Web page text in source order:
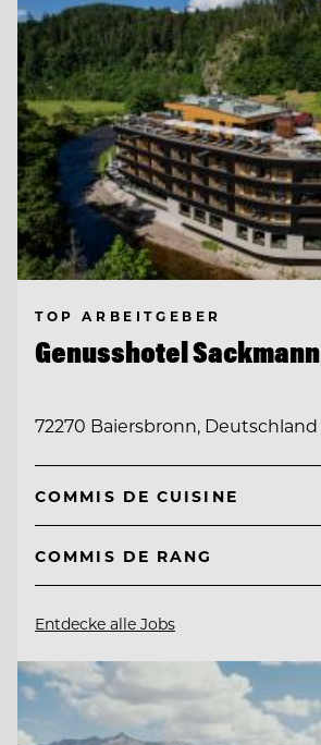
TOP ARBEITGEBER
Genusshotel Sackmann
72270 Baiersbronn, Deutschland
COMMIS DE CUISINE
COMMIS DE RANG
Entdecke alle Jobs